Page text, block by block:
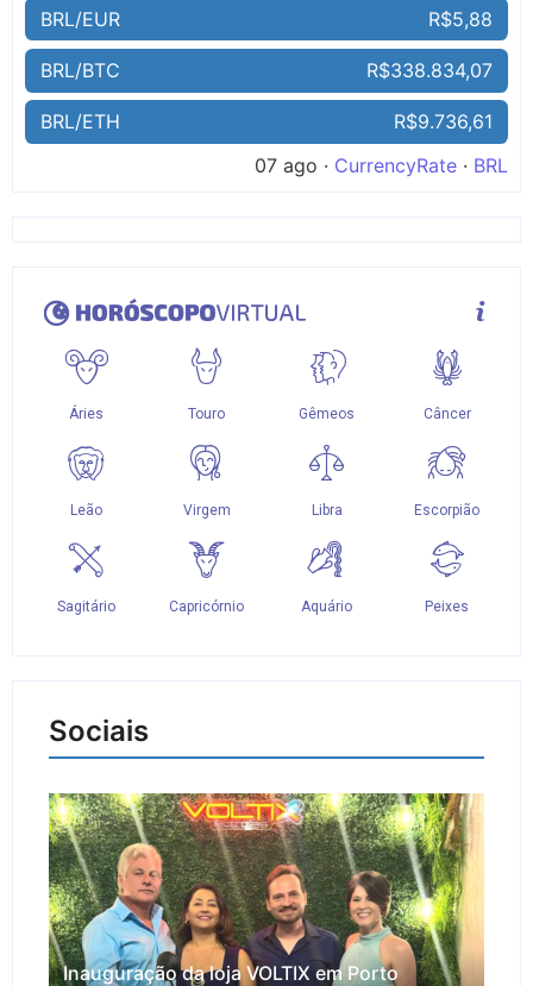
BRL/EUR R$5,88
BRL/BTC R$338.834,07
BRL/ETH
R$9.736,61
07 ago · CurrencyRate · BRL
Sociais
Inauguração da loja VOLTIX em Porto